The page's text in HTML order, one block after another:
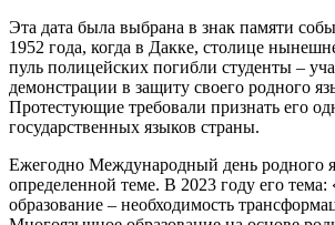
Эта дата была выбрана в знак памяти
1952 года, когда в Дакке, столице
пуль полицейских погибли студенты –
демонстрации в защиту своего родного
Протестующие требовали признать его
государственных языков страны.
Ежегодно Международный день родного
определенной теме. В 2023 году его
образование – необходимость